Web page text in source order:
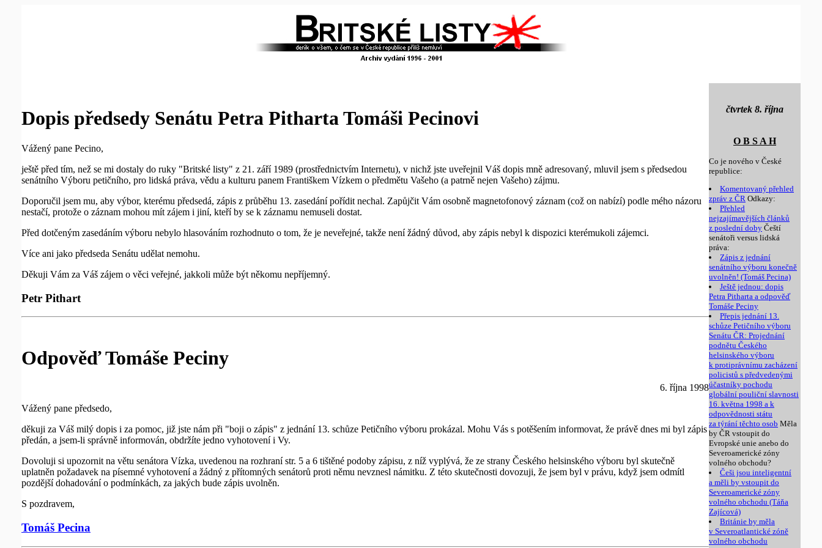
čtvrtek 8. října
O B S A H
Co je nového v České
republice:
Komentovaný přehled
zpráv z ČR Odkazy:
Přehled
nejzajímavějších článků
z poslední doby Čeští
senátoři versus lidská
práva:
Zápis z jednání
senátního výboru konečně
uvolněn! (Tomáš Pecina)
Ještě jednou: dopis
Petra Pitharta a odpověď
Tomáše Peciny
Přepis jednání 13.
schůze Petičního výboru
Senátu ČR: Projednání
podnětu Českého
helsinského výboru
k protiprávnímu zacházení
policistů s předvedenými
účastníky pochodu
globální pouliční slavnosti
16. května 1998 a k
odpovědnosti státu
za týrání těchto osob Měla
by ČR vstoupit do
Evropské unie anebo do
Severoamerické zóny
volného obchodu?
Češi jsou inteligentní
a měli by vstoupit do
Severoamerické zóny
volného obchodu (Táňa
Zajícová)
Británie by měla
v Severoatlantické zóně
volného obchodu
Dopis předsedy Senátu Petra Pitharta Tomáši Pecinovi
Vážený pane Pecino,
ještě před tím, než se mi dostaly do ruky "Britské listy" z 21. září 1989 (prostřednictvím Internetu), v nichž jste uveřejnil Váš dopis mně adresovaný, mluvil jsem s předsedou
senátního Výboru petičního, pro lidská práva, vědu a kulturu panem Františkem Vízkem o předmětu Vašeho (a patrně nejen Vašeho) zájmu.
Doporučil jsem mu, aby výbor, kterému předsedá, zápis z průběhu 13. zasedání pořídit nechal. Zapůjčit Vám osobně magnetofonový záznam (což on nabízí) podle mého názoru
nestačí, protože o záznam mohou mít zájem i jiní, kteří by se k záznamu nemuseli dostat.
Před dotčeným zasedáním výboru nebylo hlasováním rozhodnuto o tom, že je neveřejné, takže není žádný důvod, aby zápis nebyl k dispozici kterémukoli zájemci.
Více ani jako předseda Senátu udělat nemohu.
Děkuji Vám za Váš zájem o věci veřejné, jakkoli může být někomu nepříjemný.
Petr Pithart
Odpověď Tomáše Peciny
6. října 1998
Vážený pane předsedo,
děkuji za Váš milý dopis i za pomoc, již jste nám při "boji o zápis" z jednání 13. schůze Petičního výboru prokázal. Mohu Vás s potěšením informovat, že právě dnes mi byl zápis
předán, a jsem-li správně informován, obdržíte jedno vyhotovení i Vy.
Dovoluji si upozornit na větu senátora Vízka, uvedenou na rozhraní str. 5 a 6 tištěné podoby zápisu, z níž vyplývá, že ze strany Českého helsinského výboru byl skutečně
uplatněn požadavek na písemné vyhotovení a žádný z přítomných senátorů proti němu nevznesl námitku. Z této skutečnosti dovozuji, že jsem byl v právu, když jsem odmítl
pozdější dohadování o podmínkách, za jakých bude zápis uvolněn.
S pozdravem,
Tomáš Pecina